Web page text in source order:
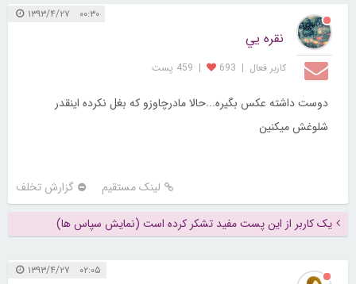
۰۰:۳۰ ۱۳۹۳/۴/۲۷
نقره يي
کاربر فعال |
693
| 459 پست
دوست داشته عکس بگیره...حالا مادرچاوزو که بغل نکرده اینقدر
شلوغش میکنین
لینک مستقیم گزارش تخلف
یک کاربر از این پست مفید تشکر کرده است (نمایش سپاس ها)
۰۲:۰۵ ۱۳۹۳/۴/۲۷